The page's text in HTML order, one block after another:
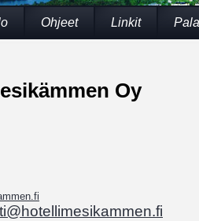
Ohjeet Linkit
Oy